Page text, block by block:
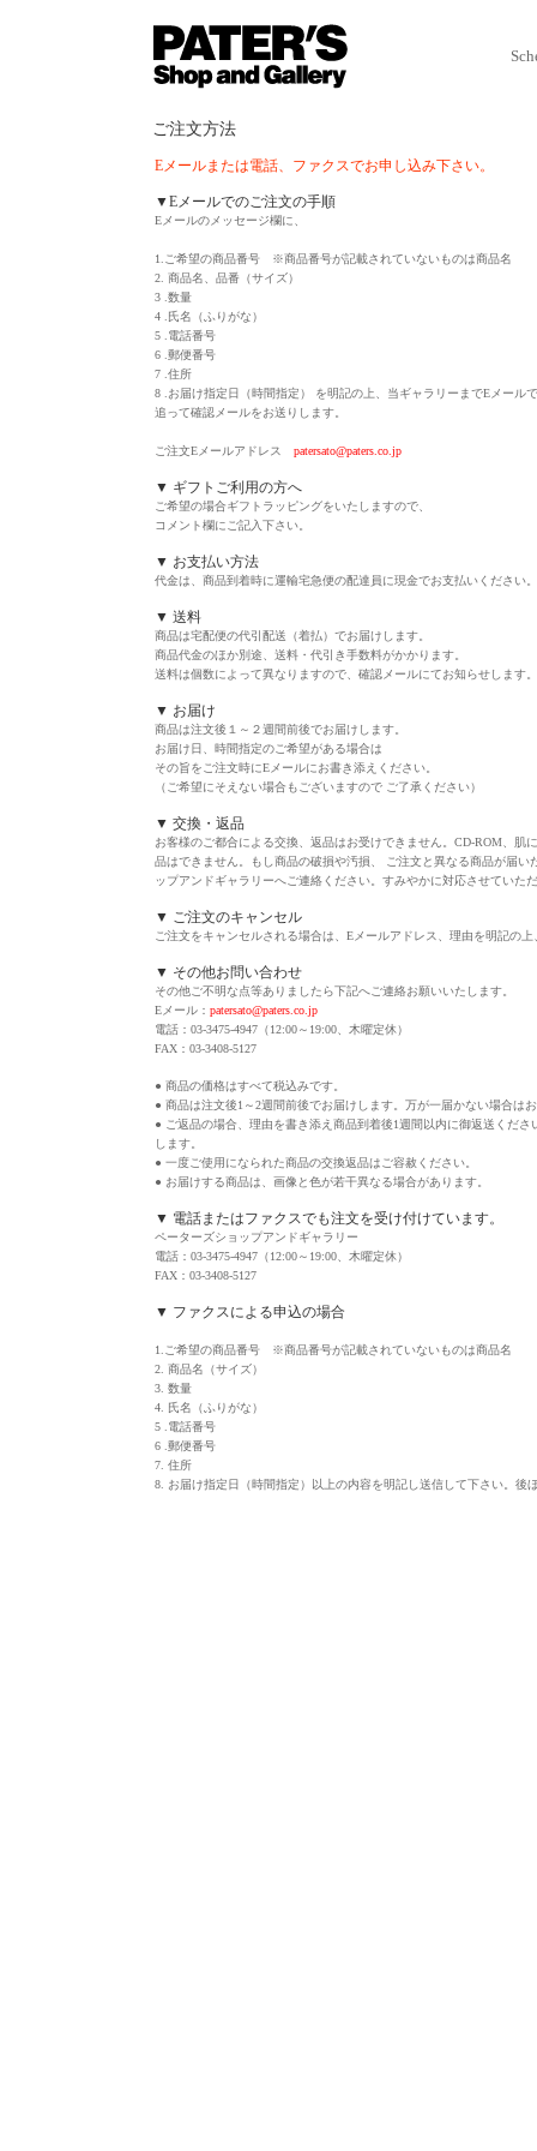
ご注文方法
Eメールまたは電話、ファクスでお申し込み下さい。
▼Eメールでのご注文の手順
Eメールのメッセージ欄に、
1.ご希望の商品番号 ※商品番号が記載されていないものは商品名
2. 商品名、品番（サイズ）
3 .数量
4 .氏名（ふりがな）
5 .電話番号
6 .郵便番号
7 .住所
8 .お届け指定日（時間指定） を明記の上、当ギャラリーまでEメール
追って確認メールをお送りします。
ご注文Eメールアドレス patersato@paters.co.jp
▼ ギフトご利用の方へ
ご希望の場合ギフトラッピングをいたしますので、
コメント欄にご記入下さい。
▼ お支払い方法
代金は、商品到着時に運輸宅急便の配達員に現金でお支払いください。
▼ 送料
商品は宅配便の代引配送（着払）でお届けします。
商品代金のほか別途、送料・代引き手数料がかかります。
送料は個数によって異なりますので、確認メールにてお知らせします。
▼ お届け
商品は注文後１～２週間前後でお届けします。
お届け日、時間指定のご希望がある場合は
その旨をご注文時にEメールにお書き添えください
（ご希望にそえない場合もございますので ご了承ください）
▼ 交換・返品
お客様のご都合による交換、返品はお受けできません。CD-ROM、肌
品はできません。もし商品の破損や汚損、 ご注文と異なる商品が届
ップアンドギャラリーへご連絡ください。すみやかに対応させていた
▼ ご注文のキャンセル
ご注文をキャンセルされる場合は、Eメールアドレス、理由を明記の
▼ その他お問い合わせ
その他ご不明な点等ありましたら下記へご連絡お願いいたします。
Eメール： patersato@paters.co.jp
電話：03-3475-4947（12:00～19:00、木曜定休）
FAX：03-3408-5127
● 商品の価格はすべて税込みです。
● 商品は注文後1～2週間前後でお届けします。万が一届かない場合は
● ご返品の場合、理由を書き添え商品到着後1週間以内に御返送くだ
します。
● 一度ご使用になられた商品の交換返品はご容赦ください。
● お届けする商品は、画像と色が若干異なる場合があります。
▼ 電話またはファクスでも注文を受け付けています。
ペーターズショップアンドギャラリー
電話：03-3475-4947（12:00～19:00、木曜定休）
FAX：03-3408-5127
▼ ファクスによる申込の場合
1.ご希望の商品番号 ※商品番号が記載されていないものは商品名
2. 商品名（サイズ）
3. 数量
4. 氏名（ふりがな）
5 .電話番号
6 .郵便番号
7. 住所
8. お届け指定日（時間指定）以上の内容を明記し送信して下さい。後